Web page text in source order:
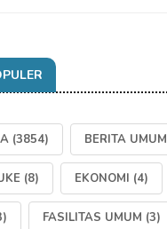
(3854) BERITA UMUM
(8) EKONOMI (4)
FASILITAS UMUM (3)